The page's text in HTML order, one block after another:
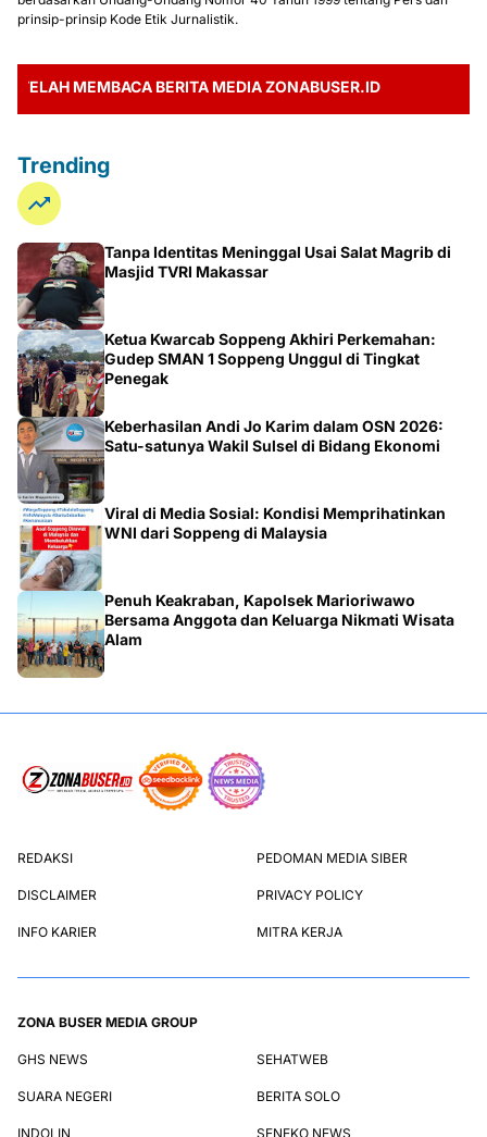
prinsip-prinsip Kode Etik Jurnalistik.
MEMBACA BERITA MEDIA ZONABUSER.ID
Trending
Tanpa Identitas Meninggal Usai Salat Magrib di
Masjid TVRI Makassar
Ketua Kwarcab Soppeng Akhiri Perkemahan:
Gudep SMAN 1 Soppeng Unggul di Tingkat
Penegak
Keberhasilan Andi Jo Karim dalam OSN 2026:
Satu-satunya Wakil Sulsel di Bidang Ekonomi
Viral di Media Sosial: Kondisi Memprihatinkan
WNI dari Soppeng di Malaysia
Penuh Keakraban, Kapolsek Marioriwawo
Bersama Anggota dan Keluarga Nikmati Wisata
Alam
REDAKSI PEDOMAN MEDIA SIBER
DISCLAIMER PRIVACY POLICY
INFO KARIER MITRA KERJA
ZONA BUSER MEDIA GROUP
GHS NEWS SEHATWEB
SUARA NEGERI BERITA SOLO
INDOLIN SENEKO NEWS